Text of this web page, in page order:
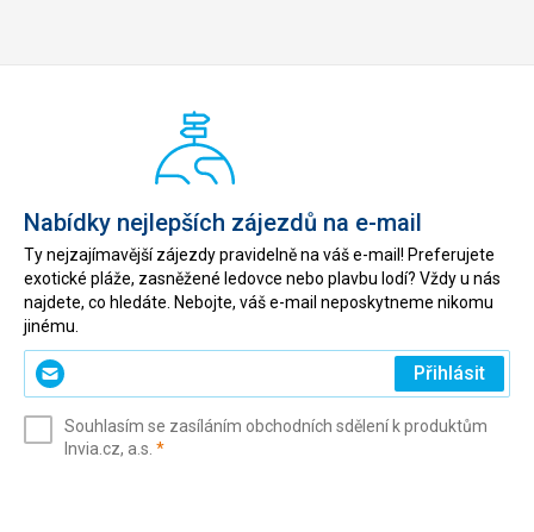
Nabídky nejlepších zájezdů na e-mail
Ty nejzajímavější zájezdy pravidelně na váš e-mail! Preferujete
exotické pláže, zasněžené ledovce nebo plavbu lodí? Vždy u nás
najdete, co hledáte. Nebojte, váš e-mail neposkytneme nikomu
jinému.
Zadejte
svůj
(povinné)
Přihlásit
Souhlasím se zasíláním obchodních sdělení k produktům
Invia.cz, a.s. *(povinné)